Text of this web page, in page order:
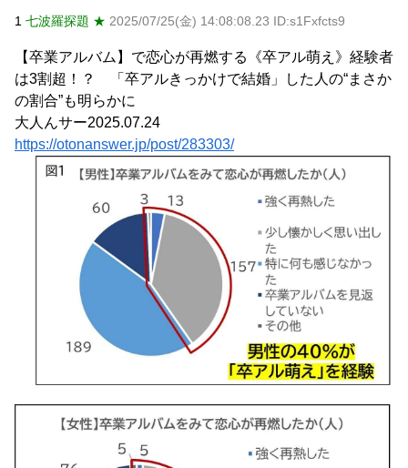
てを失うｗｗｗｗｗ」 NEW!
江別リンチ犯「立って謝罪は本気じゃない」 裁判官「ほな
裁判で土下座してないキミは本気じゃないな」 NEW!
ディズニーからの帰り道。夫「息子連れて離れろ！あと警
察に通報！」私「助けて！」駅員「どうしました！？」→ト
ンデモナイことに… NEW!
【衝撃】昭和の大女優・小川真由美86歳死去→娘が明かす
壮絶「毒母」の素顔に絶句ｗｗｗ NEW!
元AKB社長、22億円申告漏れ 乃木坂46運営会社の株式を
元AKB社長、22億円申告漏れ 乃木坂46運営会社の株式を
パチンコ京楽産業に譲渡【ノース・リバー】【窪田康志】
Powered by livedoor 相互RSS
1 七波羅探題 ★ 2025/07/25(金) 14:08:08.23 ID:s1Fxfcts9
【卒業アルバム】で恋心が再燃する《卒アル萌え》経験者
は3割超！？ 「卒アルきっかけで結婚」した人の“まさか
の割合”も明らかに
大人んサー2025.07.24
https://otonanswer.jp/post/283303/